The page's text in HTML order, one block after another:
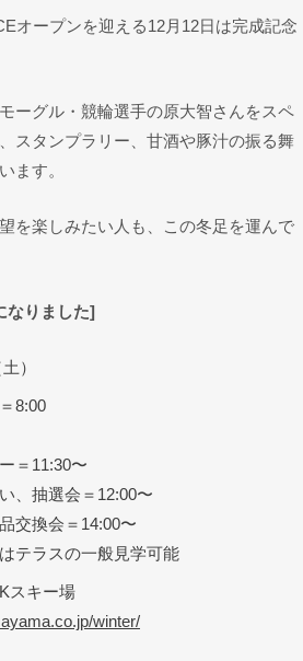
オープンを迎える12月12日は完成記念
ーグル・競輪選手の原大智さんをスペ
スタンプラリー、甘酒や豚汁の振る舞
ます。
を楽しみたい人も、この冬足を運んで
りました]
）
8:00
＝11:30〜
、抽選会＝12:00〜
交換会＝14:00〜
テラスの一般見学可能
スキー場
winter/